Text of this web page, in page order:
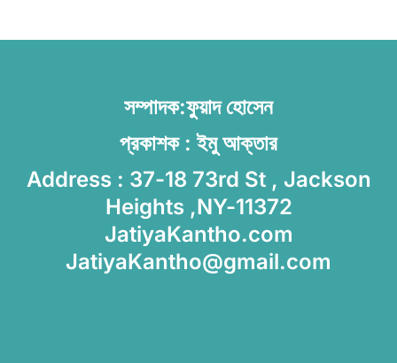
সম্পাদক:ফুয়াদ হোসেন
প্রকাশক : ইমু আক্তার
Address : 37-18 73rd St , Jackson
Heights ,NY-11372
JatiyaKantho.com
JatiyaKantho@gmail.com